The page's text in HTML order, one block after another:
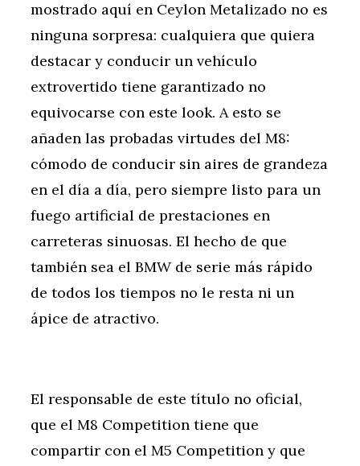
mostrado aquí en Ceylon Metalizado no es
ninguna sorpresa: cualquiera que quiera
destacar y conducir un vehículo
extrovertido tiene garantizado no
equivocarse con este look. A esto se
añaden las probadas virtudes del M8:
cómodo de conducir sin aires de grandeza
en el día a día, pero siempre listo para un
fuego artificial de prestaciones en
carreteras sinuosas. El hecho de que
también sea el BMW de serie más rápido
de todos los tiempos no le resta ni un
ápice de atractivo.
El responsable de este título no oficial,
que el M8 Competition tiene que
compartir con el M5 Competition y que